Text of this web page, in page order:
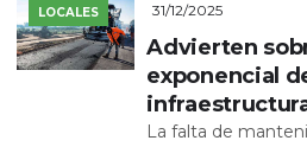
LOCALES 31/12/2025
Advierten
exponencial
La falta de